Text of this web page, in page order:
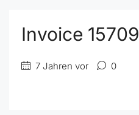
Invoice 15709
7 Jahren vor 0